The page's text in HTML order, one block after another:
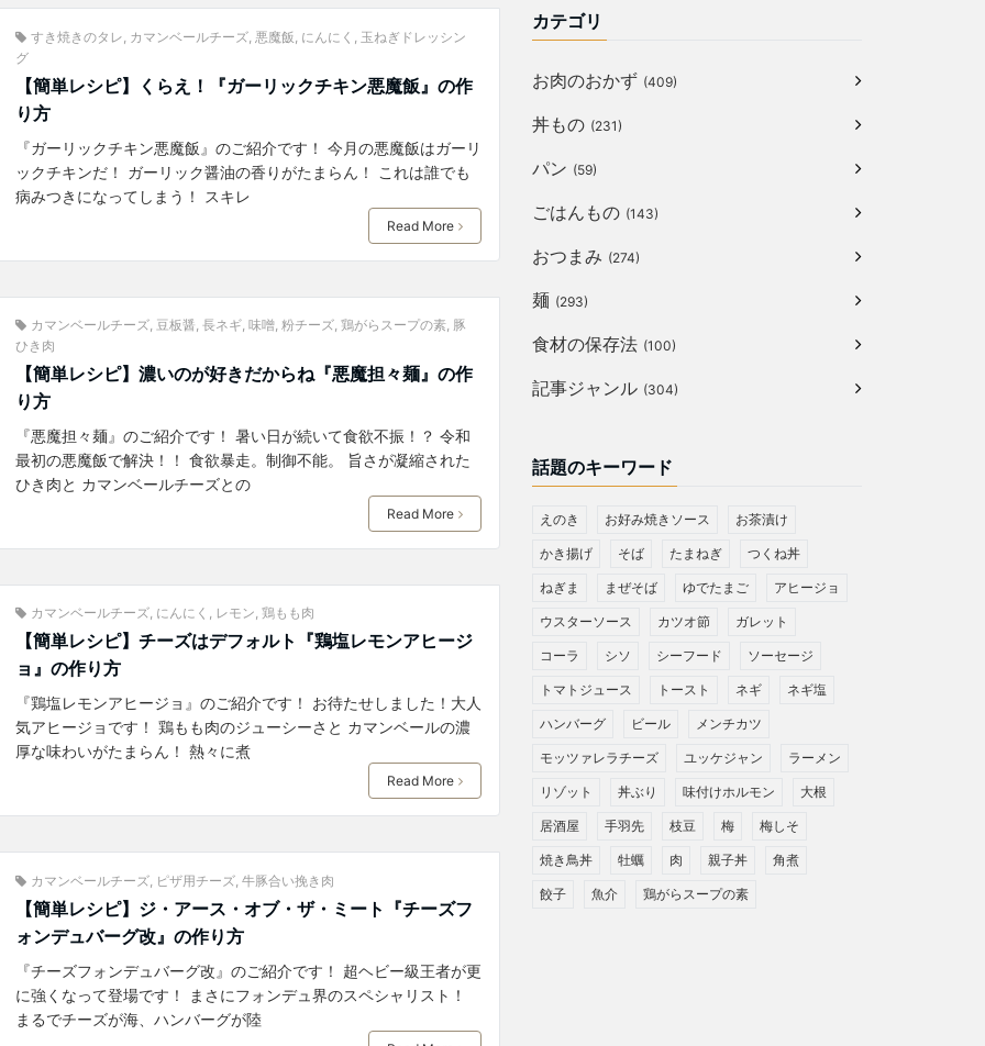
すき焼きのタレ カマンベールチーズ, 悪魔飯 にんにく
玉ねぎドレッシン
グ
【簡単レシピ】くらえ！『ガーリックチキン悪魔飯』の作
り方
『ガーリックチキン悪魔飯』のご紹介です！ 今月の悪魔飯はガーリ
ックチキンだ！ ガーリック醤油の香りがたまらん！ これは誰でも
病みつきになってしまう！ スキレ
Read More
カマンベールチーズ, 豆板醤 長ネギ, 味噌, 粉チーズ, 鶏がらスープの素, 豚
ひき肉
【簡単レシピ】濃いのが好きだからね『悪魔担々麺』の作
り方
『悪魔担々麺』のご紹介です！ 暑い日が続いて食欲不振！？ 令和
最初の悪魔飯で解決！！ 食欲暴走。制御不能。 旨さが凝縮された
ひき肉と カマンベールチーズとの
Read More
カマンベールチーズ, にんにく , レモン, 鶏もも肉
【簡単レシピ】チーズはデフォルト『鶏塩レモンアヒージ
ョ』の作り方
『鶏塩レモンアヒージョ』のご紹介です！ お待たせしました！大人
気アヒージョです！ 鶏もも肉のジューシーさと カマンベールの濃
厚な味わいがたまらん！ 熱々に煮
Read More
カマンベールチーズ, ピザ用チーズ, 牛豚合い挽き肉
【簡単レシピ】ジ・アース・オブ・ザ・ミート『チーズフ
ォンデュバーグ改』の作り方
『チーズフォンデュバーグ改』のご紹介です！ 超ヘビー級王者が更
に強くなって登場です！ まさにフォンデュ界のスペシャリスト！
まるでチーズが海、ハンバーグが陸
カテゴリ
お肉のおかず (409)
丼もの (231)
パン (59)
ごはんもの (143)
おつまみ (274)
麺 (293)
食材の保存法 (100)
記事ジャンル (304)
話題のキーワード
えのき お好み焼きソース お茶漬け
かき揚げ そば たまねぎ つくね丼
ねぎま まぜそば ゆでたまご アヒージョ
ウスターソース カツオ節 ガレット
コーラ シソ シーフード ソーセージ
トマトジュース トースト ネギ ネギ塩
ハンバーグ ビール メンチカツ
モッツァレラチーズ ユッケジャン ラーメン
リゾット 丼ぶり 味付けホルモン 大根
居酒屋 手羽先 枝豆 梅 梅しそ
焼き鳥丼 牡蠣 肉 親子丼 角煮
餃子 魚介 鶏がらスープの素